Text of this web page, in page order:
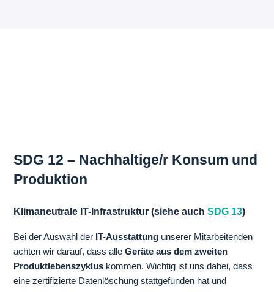
SDG 12 – Nachhaltige/r Konsum und
Produktion
Klimaneutrale IT-Infrastruktur (siehe auch SDG 13)
Bei der Auswahl der IT-Ausstattung unserer Mitarbeitenden
achten wir darauf, dass alleGeräte aus dem zweiten
Produktlebenszyklus kommen. Wichtig ist uns dabei, dass
eine zertifizierte Datenlöschung stattgefunden hat und